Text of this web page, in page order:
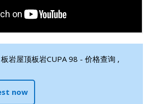
岩屋顶板岩CUPA 98 - 价格查询 ,
now